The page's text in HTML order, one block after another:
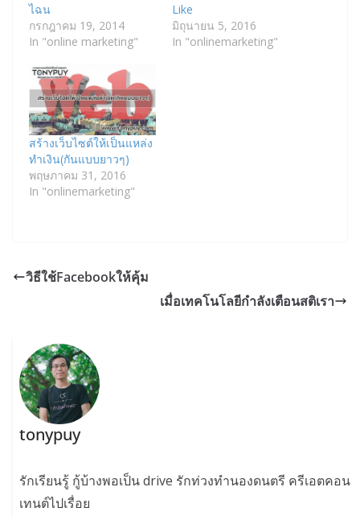
ไฉน
กรกฎาคม 19, 2014
In "online marketing"
Like
มิถุนายน 5, 2016
In "onlinemarketing"
สร้างเว็บไซต์ให้เป็นแหล่ง
ทำเงิน(กันแบบยาวๆ)
พฤษภาคม 31, 2016
In "onlinemarketing"
วิธีใช้Facebookให้คุ้ม
เมื่อเทคโนโลยีกำลังเตือนสติเรา
tonypuy
รักเรียนรู้ กู้บ้างพอเป็น drive รักท่วงทำนองดนตรี ครีเอตคอน
เทนต์ไปเรื่อย